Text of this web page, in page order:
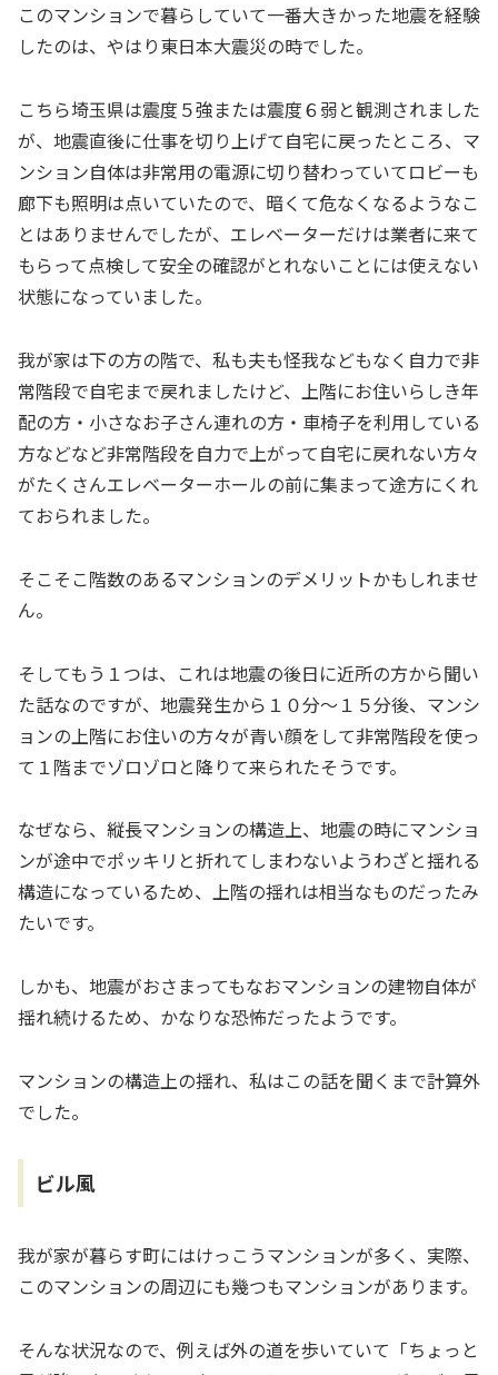
このマンションで暮らしていて一番大きかった地震を経験
したのは、やはり東日本大震災の時でした。
こちら埼玉県は震度５強または震度６弱と観測されました
が、地震直後に仕事を切り上げて自宅に戻ったところ、マ
ンション自体は非常用の電源に切り替わっていてロビーも
廊下も照明は点いていたので、暗くて危なくなるようなこ
とはありませんでしたが、エレベーターだけは業者に来て
もらって点検して安全の確認がとれないことには使えない
状態になっていました。
我が家は下の方の階で、私も夫も怪我などもなく自力で非
常階段で自宅まで戻れましたけど、上階にお住いらしき年
配の方・小さなお子さん連れの方・車椅子を利用している
方などなど非常階段を自力で上がって自宅に戻れない方々
がたくさんエレベーターホールの前に集まって途方にくれ
ておられました。
そこそこ階数のあるマンションのデメリットかもしれませ
ん。
そしてもう１つは、これは地震の後日に近所の方から聞い
た話なのですが、地震発生から１０分～１５分後、マンシ
ョンの上階にお住いの方々が青い顔をして非常階段を使っ
て１階までゾロゾロと降りて来られたそうです。
なぜなら、縦長マンションの構造上、地震の時にマンショ
ンが途中でポッキリと折れてしまわないようわざと揺れる
構造になっているため、上階の揺れは相当なものだったみ
たいです。
しかも、地震がおさまってもなおマンションの建物自体が
揺れ続けるため、かなりな恐怖だったようです。
マンションの構造上の揺れ、私はこの話を聞くまで計算外
でした。
ビル風
我が家が暮らす町にはけっこうマンションが多く、実際、
このマンションの周辺にも幾つもマンションがあります。
そんな状況なので、例えば外の道を歩いていて「ちょっと